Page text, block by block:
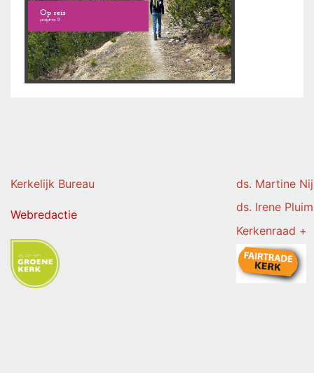
Kerkelijk Bureau ds. Martine
Webredactie
ds. Irene Pluim
Kerkenraad +